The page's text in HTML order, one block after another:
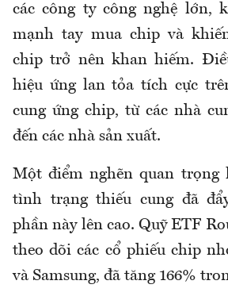
các công ty công nghệ lớn,
mạnh tay mua chip và
chip trở nên khan hiếm.
hiệu ứng lan tỏa tích cực
cung ứng chip, từ các nhà
đến các nhà sản xuất.
Một điểm nghẽn quan trọng
tình trạng thiếu cung đã
phần này lên cao. Quỹ ETF
theo dõi các cổ phiếu chip
và Samsung, đã tăng 166%